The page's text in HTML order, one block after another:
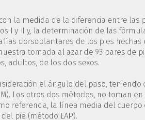
la medida de la diferencia entre las
I y II y, la determinación de las
dorsoplantares de los pies hechas
tomada al azar de 93 pares de
adultos, de los dos sexos.
el ángulo del paso, teniendo
Los otros dos métodos, no toman en
referencia, la línea media del
pié (método EAP).